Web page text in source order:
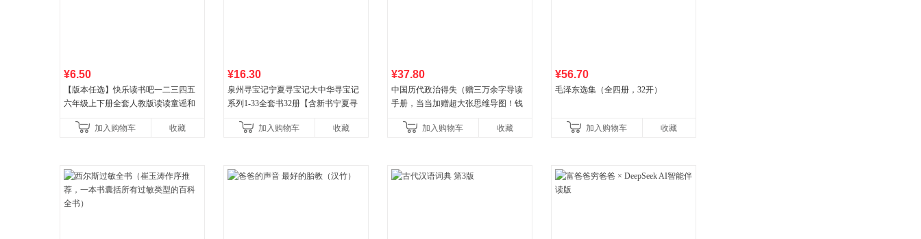
¥6.50
【版本任选】快乐读书吧一二三四五
六年级上下册全套人教版读读童谣和
古代寓言安徒生童话学生阅
加入购物车 收藏
¥16.30
泉州寻宝记宁夏寻宝记大中华寻宝记
系列1-33全套书32册【含新书宁夏寻
广东福建河北黑
加入购物车 收藏
¥37.80
中国历代政治得失（赠三万余字导读
手册，当当加赠超大张思维导图！钱
书社最新修订！中学生
加入购物车 收藏
¥56.70
毛泽东选集（全四册，32开）
加入购物车 收藏